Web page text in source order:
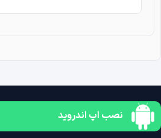
نصب اپ اندروید